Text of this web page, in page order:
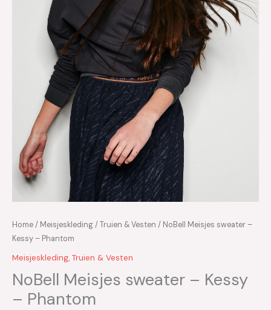
Home/ Meisjeskleding/Truien & Vesten / NoBell Meisjes sweater –
Kessy – Phantom
Meisjeskleding, Truien & Vesten
NoBell Meisjes sweater – Kessy
– Phantom